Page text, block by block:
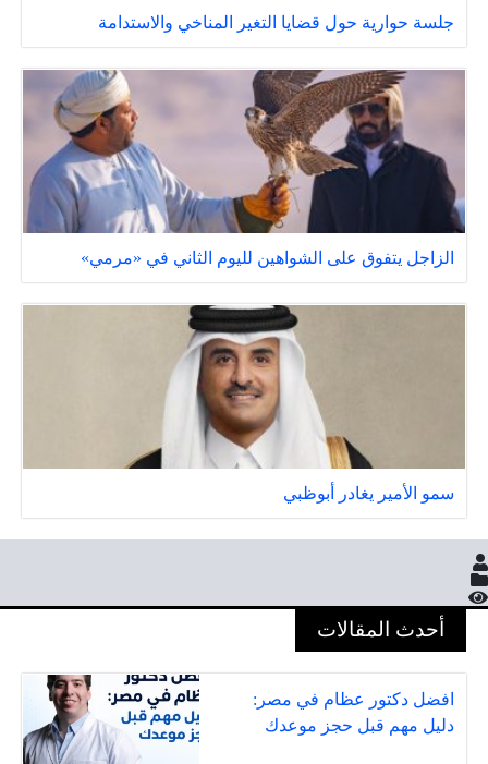
جلسة حوارية حول قضايا التغير المناخي والاستدامة
الزاجل يتفوق على الشواهين لليوم الثاني في «مرمي»
سمو الأمير يغادر أبوظبي
أحدث المقالات
افضل دكتور عظام في مصر:
دليل مهم قبل حجز موعدك